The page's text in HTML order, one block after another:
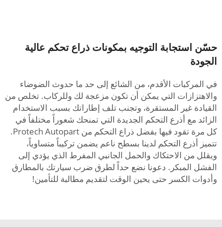
حسّن استجابة التوجيه بمكونات ذراع تحكم عالية
الجودة
في المركبات الأقدم، من الشائع إلى حد ما حدوث الضوضاء
والاهتزازات التي يمكن أن تكون مزعجة لك وللركاب. تخلص من
القيادة غير المستقرة، وتجنب تلف إطاراتك بسبب الاستخدام
الزائد مع أذرع التحكم الجديدة التي تمنحك شعوراً مختلفاً في
كل مرة تقود فيها بفضل ذراع التحكم من Protech Autopart.
تتميز أذرع التحكم لدينا بسطح ناعم يضمن تركيباً متساوياً،
ويقلل من الاحتكاك والحمل الجانبي المفرط الذي يؤدي إلى
الفشل المبكر. دعونا نضع حداً لطرق ضرب سيارتك بالمطارق
وأدوات الكسر حتى يحين الوقت لتقديم مطالبة للتأمين!